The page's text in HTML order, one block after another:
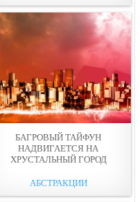
БАГРОВЫЙ ТАЙФУН
НАДВИГАЕТСЯ НА
ХРУСТАЛЬНЫЙ ГОРОД
АБСТРАКЦИИ